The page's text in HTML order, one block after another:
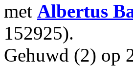
met Albertus
152925).
Gehuwd (2) op